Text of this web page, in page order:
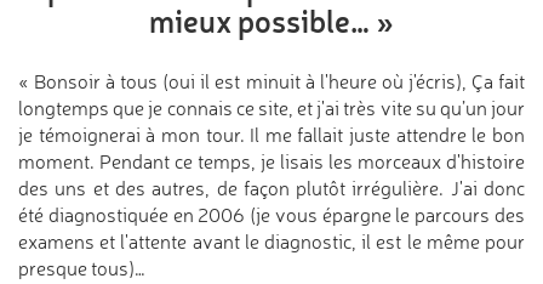
mieux possible… »
« Bonsoir à tous (oui il est minuit à l'heure où j'écris), Ça fait
longtemps que je connais ce site, et j'ai très vite su qu’un jour
je témoignerai à mon tour. Il me fallait juste attendre le bon
moment. Pendant ce temps, je lisais les morceaux d'histoire
des uns et des autres, de façon plutôt irrégulière. J'ai donc
été diagnostiquée en 2006 (je vous épargne le parcours des
examens et l'attente avant le diagnostic, il est le même pour
presque tous)…